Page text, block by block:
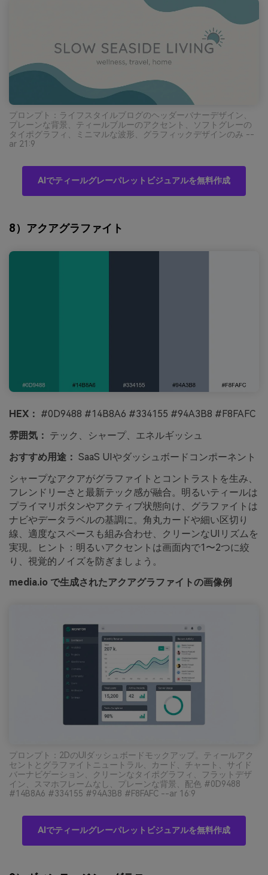
プロンプト：ライフスタイルブログのヘッダーバナーデザイン、
プレーンな背景、ティールブルーのアクセント、ソフトグレーの
タイポグラフィ、ミニマルな波形、グラフィックデザインのみ --
ar 21:9
AIでティールグレーパレットビジュアルを無料作成
8）アクアグラファイト
HEX： #0D9488 #14B8A6 #334155 #94A3B8 #F8FAFC
雰囲気： テック、シャープ、エネルギッシュ
おすすめ用途： SaaS UIやダッシュボードコンポーネント
シャープなアクアがグラファイトとコントラストを生み、
フレンドリーさと最新テック感が融合。明るいティールは
プライマリボタンやアクティブ状態向け、グラファイトは
ナビやデータラベルの基調に。角丸カードや細い区切り
線、適度なスペースも組み合わせ、クリーンなUIリズムを
実現。ヒント：明るいアクセントは画面内で1〜2つに絞
り、視覚的ノイズを防ぎましょう。
media.io で生成されたアクアグラファイトの画像例
プロンプト：2DのUIダッシュボードモックアップ。ティールアク
セントとグラファイトニュートラル、カード、チャート、サイド
バーナビゲーション、クリーンなタイポグラフィ、フラットデザ
イン、スマホフレームなし、プレーンな背景、配色 #0D9488
#14B8A6 #334155 #94A3B8 #F8FAFC --ar 16:9
AIでティールグレーパレットビジュアルを無料作成